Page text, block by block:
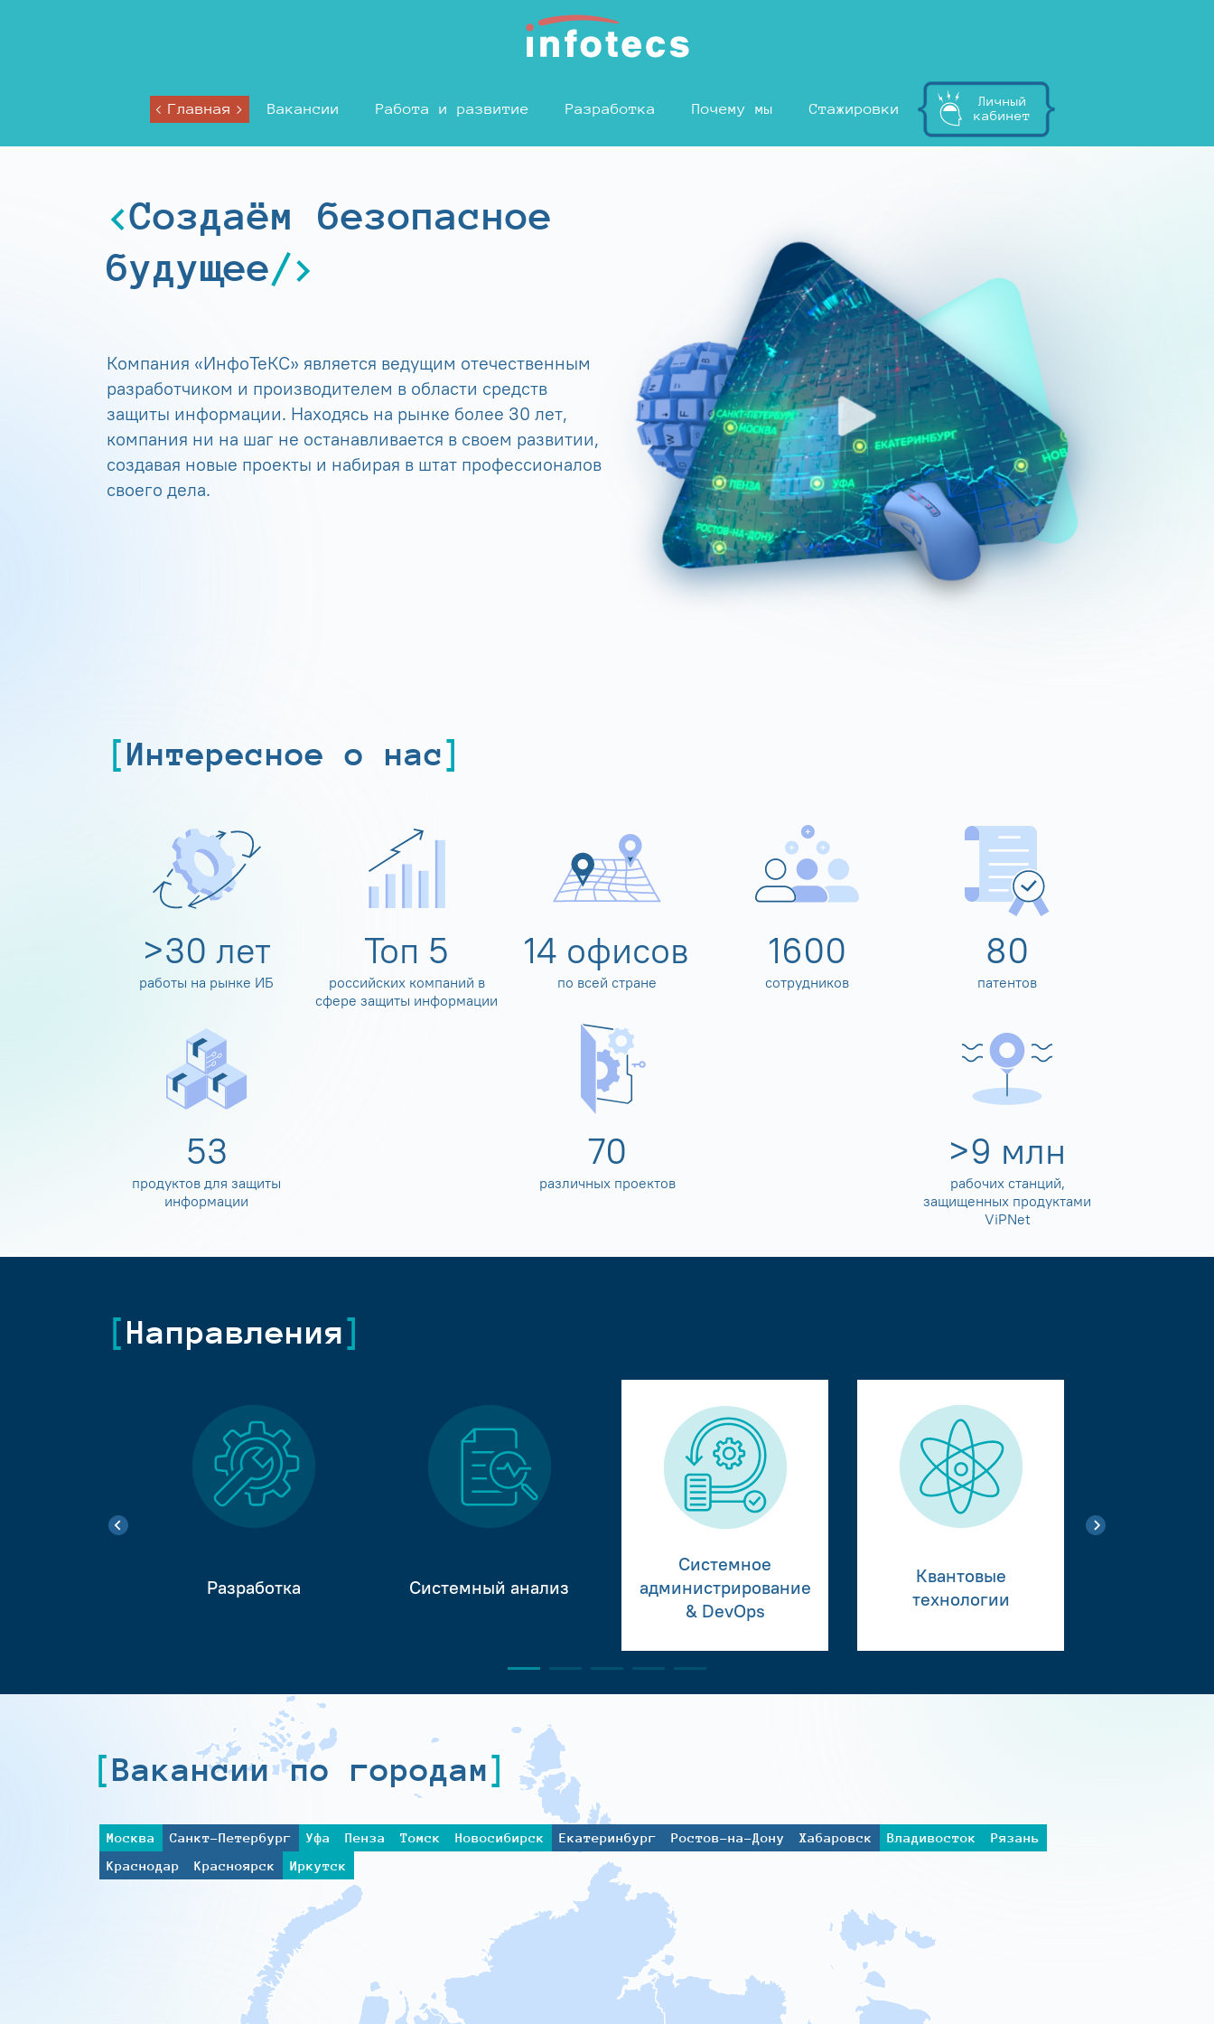
Главная Вакансии Работа и развитие Разработка Почему мы Стажировки
Личный
кабинет
Создаём безопасное
будущее
Компания «ИнфоТеКС» является ведущим отечественным
разработчиком и производителем в области средств
защиты информации. Находясь на рынке более 30 лет,
компания ни на шаг не останавливается в своем развитии,
создавая новые проекты и набирая в штат профессионалов
своего дела.
Интересное о нас
>30 лет
работы на рынке ИБ
Топ 5
российских компаний в
сфере защиты информации
14 офисов
по всей стране
1600
сотрудников
80
патентов
60
продуктов для защиты
информации
80
различных проектов
>10 млн
рабочих станций,
защищенных продуктами
ViPNet
Направления
Разработка Системный анализ
Системное
администрирование
& DevOps
Квантовые
технологии
Вакансии по городам
Москва Санкт-Петербург Уфа Пенза Томск Новосибирск Екатеринбург Ростов-на-Дону Хабаровск Владивосток
Рязань
Краснодар
Красноярск Иркутск